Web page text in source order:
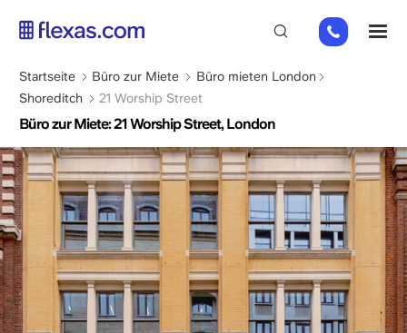
zum
+44
(0)
2045
Pfadnavigation
Startseite Büro zur Miete
Büro mieten London
Shoreditch
21 Worship Street
Büro zur Miete: 21 Worship Street, London